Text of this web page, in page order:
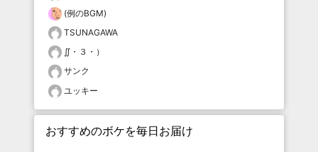
(例のBGM)
TSUNAGAWA
∬・３・）
サンク
ユッキー
おすすめのボケを毎日お届け